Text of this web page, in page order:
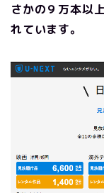
さかの９万本以
れています。